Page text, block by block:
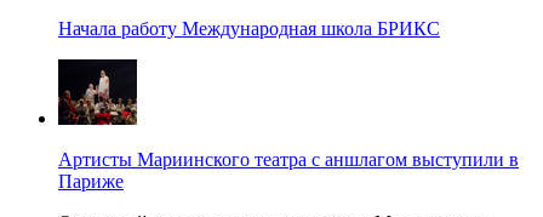
Начала работу Международная школа БРИКС
Артисты Мариинского театра с аншлагом выступили в
Париже